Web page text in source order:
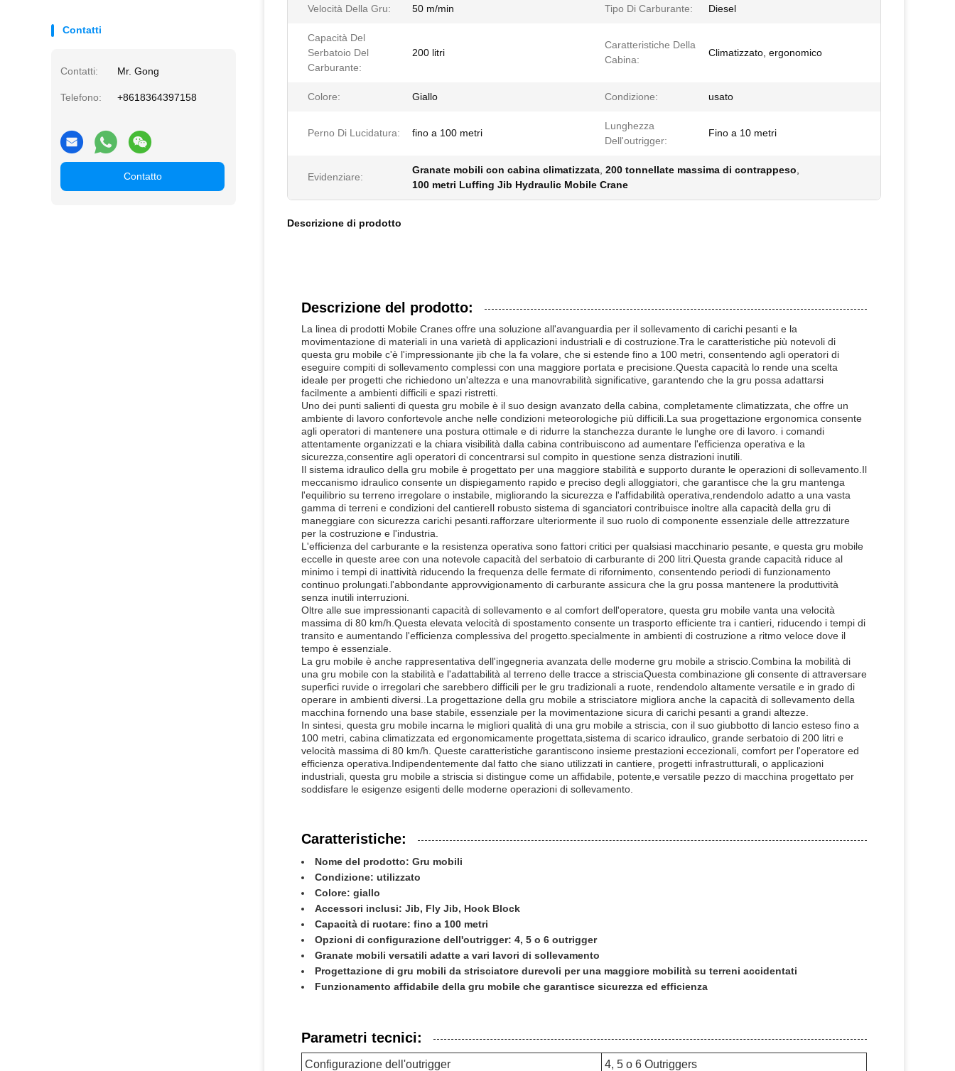
Contatti
Contatti: Mr. Gong
Telefono: +8618364397158
Contatto
Velocità Della Gru: 50 m/min Tipo Di Carburante: Diesel
Capacità Del
Serbatoio Del
Carburante:
200 litri
Caratteristiche Della
Cabina:
Climatizzato, ergonomico
Colore: Giallo Condizione: usato
Perno Di Lucidatura: fino a 100 metri
Lunghezza
Dell'outrigger:
Fino a 10 metri
Evidenziare:
Granate mobili con cabina climatizzata 200 tonnellate massima di contrappeso
100 metri Luffing Jib Hydraulic Mobile Crane
Descrizione di prodotto
Descrizione del prodotto:
La linea di prodotti Mobile Cranes offre una soluzione all'avanguardia per il sollevamento di carichi pesanti e la
movimentazione di materiali in una varietà di applicazioni industriali e di costruzione.Tra le caratteristiche più notevoli di
questa gru mobile c'è l'impressionante jib che la fa volare, che si estende fino a 100 metri, consentendo agli operatori di
eseguire compiti di sollevamento complessi con una maggiore portata e precisione.Questa capacità lo rende una scelta
ideale per progetti che richiedono un'altezza e una manovrabilità significative, garantendo che la gru possa adattarsi
facilmente a ambienti difficili e spazi ristretti.
Uno dei punti salienti di questa gru mobile è il suo design avanzato della cabina, completamente climatizzata, che offre un
ambiente di lavoro confortevole anche nelle condizioni meteorologiche più difficili.La sua progettazione ergonomica consente
agli operatori di mantenere una postura ottimale e di ridurre la stanchezza durante le lunghe ore di lavoro. i comandi
attentamente organizzati e la chiara visibilità dalla cabina contribuiscono ad aumentare l'efficienza operativa e la
sicurezza,consentire agli operatori di concentrarsi sul compito in questione senza distrazioni inutili.
Il sistema idraulico della gru mobile è progettato per una maggiore stabilità e supporto durante le operazioni di sollevamento.Il
meccanismo idraulico consente un dispiegamento rapido e preciso degli alloggiatori, che garantisce che la gru mantenga
l'equilibrio su terreno irregolare o instabile, migliorando la sicurezza e l'affidabilità operativa,rendendolo adatto a una vasta
gamma di terreni e condizioni del cantiereIl robusto sistema di sganciatori contribuisce inoltre alla capacità della gru di
maneggiare con sicurezza carichi pesanti.rafforzare ulteriormente il suo ruolo di componente essenziale delle attrezzature
per la costruzione e l'industria.
L'efficienza del carburante e la resistenza operativa sono fattori critici per qualsiasi macchinario pesante, e questa gru mobile
eccelle in queste aree con una notevole capacità del serbatoio di carburante di 200 litri.Questa grande capacità riduce al
minimo i tempi di inattività riducendo la frequenza delle fermate di rifornimento, consentendo periodi di funzionamento
continuo prolungati.l'abbondante approvvigionamento di carburante assicura che la gru possa mantenere la produttività
senza inutili interruzioni.
Oltre alle sue impressionanti capacità di sollevamento e al comfort dell'operatore, questa gru mobile vanta una velocità
massima di 80 km/h.Questa elevata velocità di spostamento consente un trasporto efficiente tra i cantieri, riducendo i tempi di
transito e aumentando l'efficienza complessiva del progetto.specialmente in ambienti di costruzione a ritmo veloce dove il
tempo è essenziale.
La gru mobile è anche rappresentativa dell'ingegneria avanzata delle moderne gru mobile a striscio.Combina la mobilità di
una gru mobile con la stabilità e l'adattabilità al terreno delle tracce a strisciaQuesta combinazione gli consente di attraversare
superfici ruvide o irregolari che sarebbero difficili per le gru tradizionali a ruote, rendendolo altamente versatile e in grado di
operare in ambienti diversi..La progettazione della gru mobile a strisciatore migliora anche la capacità di sollevamento della
macchina fornendo una base stabile, essenziale per la movimentazione sicura di carichi pesanti a grandi altezze.
In sintesi, questa gru mobile incarna le migliori qualità di una gru mobile a striscia, con il suo giubbotto di lancio esteso fino a
100 metri, cabina climatizzata ed ergonomicamente progettata,sistema di scarico idraulico, grande serbatoio di 200 litri e
velocità massima di 80 km/h. Queste caratteristiche garantiscono insieme prestazioni eccezionali, comfort per l'operatore ed
efficienza operativa.Indipendentemente dal fatto che siano utilizzati in cantiere, progetti infrastrutturali, o applicazioni
industriali, questa gru mobile a striscia si distingue come un affidabile, potente,e versatile pezzo di macchina progettato per
soddisfare le esigenze esigenti delle moderne operazioni di sollevamento.
Caratteristiche:
Nome del prodotto: Gru mobili
Condizione: utilizzato
Colore: giallo
Accessori inclusi: Jib, Fly Jib, Hook Block
Capacità di ruotare: fino a 100 metri
Opzioni di configurazione dell'outrigger: 4, 5 o 6 outrigger
Granate mobili versatili adatte a vari lavori di sollevamento
Progettazione di gru mobili da strisciatore durevoli per una maggiore mobilità su terreni accidentati
Funzionamento affidabile della gru mobile che garantisce sicurezza ed efficienza
Parametri tecnici:
Configurazione dell'outrigger
4, 5 o 6 Outriggers